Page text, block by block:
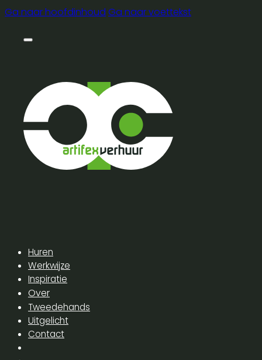
Ga naar hoofdinhoud Ga naar voettekst
Huren
Werkwijze
Inspiratie
Over
Tweedehands
Uitgelicht
Contact